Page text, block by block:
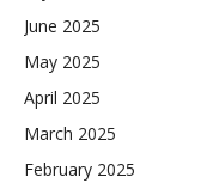
June 2025
May 2025
April 2025
March 2025
February 2025